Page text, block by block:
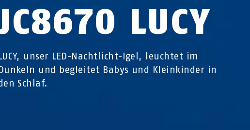
LUCY
unser LED-Nachtlicht-Igel, leuchtet im
und begleitet Babys und Kleinkinder in
Schlaf.